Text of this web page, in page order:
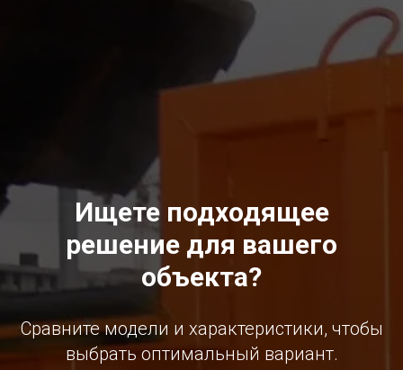
Ищете подходящее
решение для вашего
объекта?
Сравните модели и характеристики, чтобы
выбрать оптимальный вариант.